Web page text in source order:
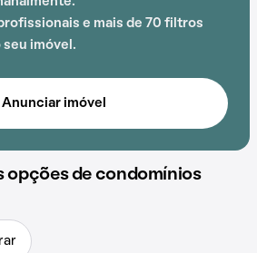
Professora Luzia Godoy,
César e Centro Médico Mazzei
e mais de 70 filtros
seu imóvel.
Anunciar imóvel
opções de condomínios